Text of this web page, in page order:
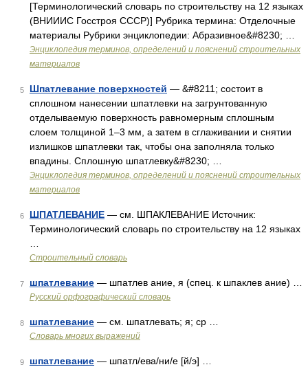
[Терминологический словарь по строительству на 12 языках
(ВНИИИС Госстроя СССР)] Рубрика термина: Отделочные
материалы Рубрики энциклопедии: Абразивное&#8230; …
Энциклопедия терминов, определений и пояснений строительных
материалов
5 Шпатлевание поверхностей — &#8211; состоит в
сплошном нанесении шпатлевки на загрунтованную
отделываемую поверхность равномерным сплошным
слоем толщиной 1–3 мм, а затем в сглаживании и снятии
излишков шпатлевки так, чтобы она заполняла только
впадины. Сплошную шпатлевку&#8230; …
Энциклопедия терминов, определений и пояснений строительных
материалов
6 ШПАТЛЕВАНИЕ — см. ШПАКЛЕВАНИЕ Источник:
Терминологический словарь по строительству на 12 языках
Строительный словарь
7 шпатлевание — шпатлев ание, я (спец. к шпаклев ание) …
Русский орфографический словарь
8 шпатлевание — см. шпатлевать; я; ср …
Словарь многих выражений
9 шпатлевание — шпатл/ева/ни/е [й/э] …